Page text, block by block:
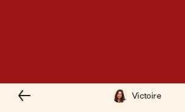
Victoire